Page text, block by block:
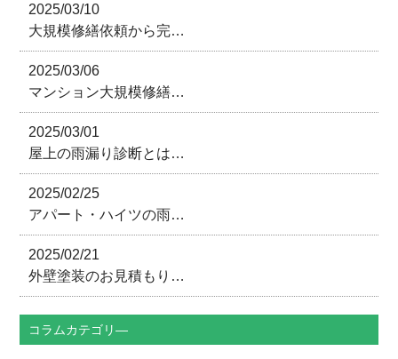
2025/03/10
大規模修繕依頼から完…
2025/03/06
マンション大規模修繕…
2025/03/01
屋上の雨漏り診断とは…
2025/02/25
アパート・ハイツの雨…
2025/02/21
外壁塗装のお見積もり…
コラムカテゴリ―